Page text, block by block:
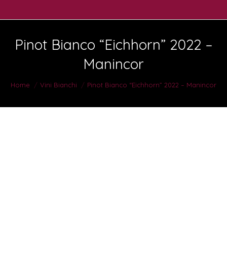
Pinot Bianco “Eichhorn” 2022 –
Manincor
You are here:
Home Vini Bianchi Pinot Bianco “Eichhorn” 2022 – Manincor